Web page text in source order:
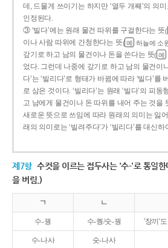
데, 드물게 쓰이기는 하지만 ‘열두 개째’의 의
인정된다.
③ ‘빌다’에는 원래 물건 따위를 구걸한다는 뜻(
이나 사람 따위에 간청한다는 뜻( 예 하늘에 소
갚기로 하고 남의 물건이나 돈을 쓴다는 뜻( 예
었다. 그런데 나중에 갚기로 하고 남의 물건이
다’는 ‘빌리다’로 형태가 바뀜에 따라 ‘빌다’를
로 삼은 것이다. ‘빌리다’는 원래 ‘빌다’의 피
고 남에게 물건이나 돈 따위를 내어 주는 것을
새로운 뜻으로 쓰임에 따라 원래의 의미는 잃
래의 의미로는 ‘빌려주다’가 ‘빌리다’를 대신
제7항 수컷을 이르는 접두사는 '수-'로 통일
을 버림.)
ㄱ ㄴ
수-꿩 수-퀑/숫-꿩 '장끼'
수-나사 숫-나사